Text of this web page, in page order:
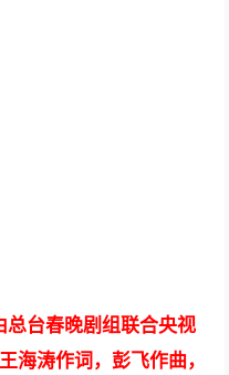
总台春晚剧组联合央视
海涛作词，彭飞作曲，